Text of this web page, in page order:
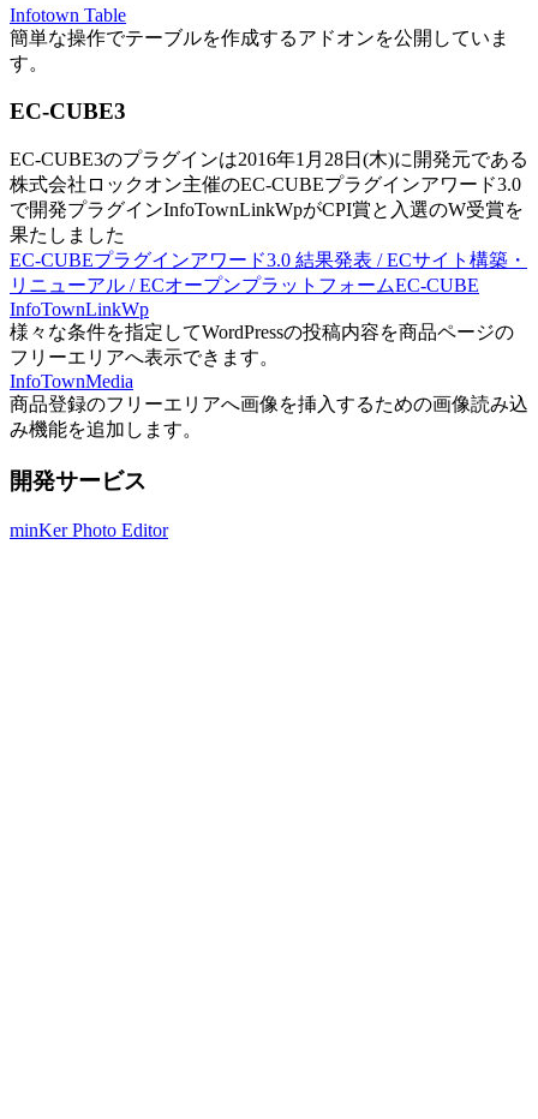
Infotown Table
簡単な操作でテーブルを作成するアドオンを公開していま
す。
EC-CUBE3
EC-CUBE3のプラグインは2016年1月28日(木)に開発元である
株式会社ロックオン主催のEC-CUBEプラグインアワード3.0
で開発プラグインInfoTownLinkWpがCPI賞と入選のW受賞を
果たしました
EC-CUBEプラグインアワード3.0 結果発表 / ECサイト構築・
リニューアル / ECオープンプラットフォームEC-CUBE
InfoTownLinkWp
様々な条件を指定してWordPressの投稿内容を商品ページの
フリーエリアへ表示できます。
InfoTownMedia
商品登録のフリーエリアへ画像を挿入するための画像読み込
み機能を追加します。
開発サービス
minKer Photo Editor